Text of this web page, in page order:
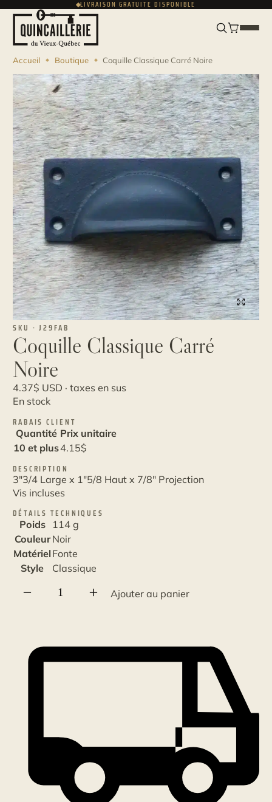
LIVRAISON GRATUITE DISPONIBLE
ENGLISHUSD
Accueil Boutique Coquille Classique Carré Noire
SKU · J29FAB
Coquille Classique Carré
Noire
4.37$ USD · taxes en sus
En stock
RABAIS CLIENT
Quantité Prix unitaire
10 et plus4.15$
DESCRIPTION
3"3/4 Large x 1"5/8 Haut x 7/8" Projection
Vis incluses
DÉTAILS TECHNIQUES
Poids
114 g
Couleur Noir
Matériel Fonte
Style
Classique
quantité
Carré
Noire
Ajouter au panier